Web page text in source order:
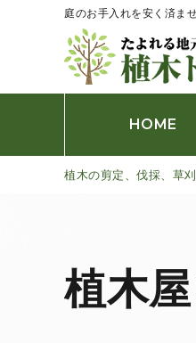
庭のお手入れを安く済ま
HOME
植木の剪定、伐採、草
植木